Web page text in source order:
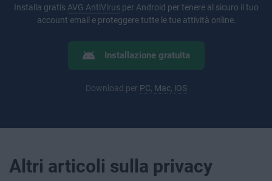
Installa gratisAVG AntiVirus per Android per tenere al sicuro il tuo
account email e proteggere tutte le tue attività online.
Installazione gratuita
Download per PC, Mac, iOS
Altri articoli sulla privacy